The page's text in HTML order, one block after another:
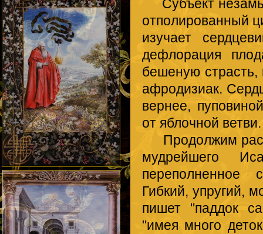
Субъект
отполированный
изучает
дефлорация
бешеную
афродизиак.
вернее,
от яблочной
Продолжим
мудрейшего
переполненное
Гибкий, упругий,
пишет "паддок
"имея много